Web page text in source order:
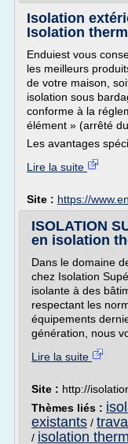
Isolation
Isolation
Enduiest vous
les meilleurs
de votre maison,
isolation sous
conforme à la
élément » (arrêté
Les avantages
Lire la suite
Site : https://
ISOLATION
en isolation
Dans le domaine
chez Isolation
isolante à des
respectant les
équipements
génération, nous
Lire la suite
Site : http://
Thèmes liés :
existants /
/ isolation